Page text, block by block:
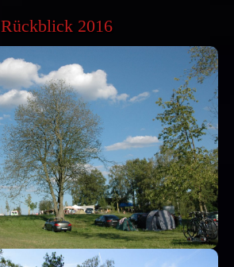
Rückblick 2016